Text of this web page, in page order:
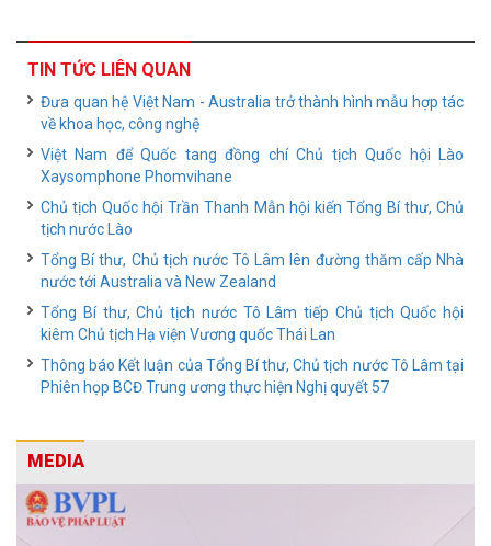
TIN TỨC LIÊN QUAN
Đưa quan hệ Việt Nam - Australia trở thành hình mẫu hợp tác
về khoa học, công nghệ
Việt Nam để Quốc tang đồng chí Chủ tịch Quốc hội Lào
Xaysomphone Phomvihane
Chủ tịch Quốc hội Trần Thanh Mẫn hội kiến Tổng Bí thư, Chủ
tịch nước Lào
Tổng Bí thư, Chủ tịch nước Tô Lâm lên đường thăm cấp Nhà
nước tới Australia và New Zealand
Tổng Bí thư, Chủ tịch nước Tô Lâm tiếp Chủ tịch Quốc hội
kiêm Chủ tịch Hạ viện Vương quốc Thái Lan
Thông báo Kết luận của Tổng Bí thư, Chủ tịch nước Tô Lâm tại
Phiên họp BCĐ Trung ương thực hiện Nghị quyết 57
MEDIA